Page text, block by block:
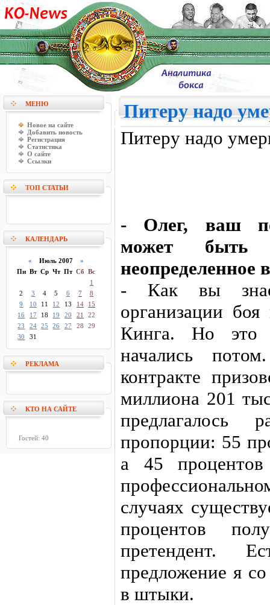
МЕНЮ
Новое на сайте
Добавить новость
Регистрация
Статистика
О сайте
Ссылки
ТОП СТАТЬИ
КАЛЕНДАРЬ
« Июль 2007 »
Пн Вт Ср Чт Пт Сб Вс
1
2
3 4 5 6 7
8
9
10 11 12 13 14
15
16
17 18 19 20 21
22
23
24 25 26 27 28
29
30
31
РЕКЛАМА
КТО НА САЙТЕ
Гостей: 40
Питеру надо
Питеру надо
- Олег, ваш
может быть
неопределенное
- Как вы
организации
Кинга. Но это
начались
контракте
миллиона 201
предлагалось
пропорции: 55
а 45
случаях
процентов
претендент.
предложение я
в штыки.